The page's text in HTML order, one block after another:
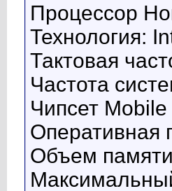
Процессор
Технология:
Тактовая
Частота
Чипсет
Оперативная
Объем